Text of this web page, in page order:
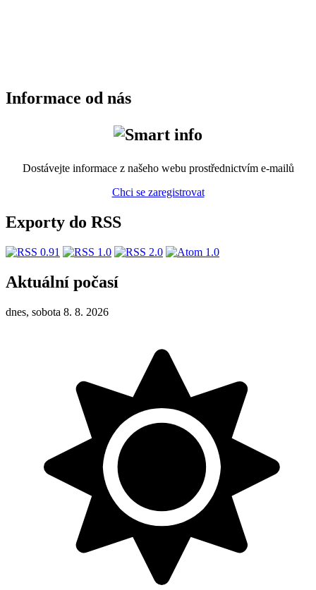
Informace od nás
Dostávejte informace z našeho webu prostřednictvím e-mailů
Chci se zaregistrovat
Exporty do RSS
Aktuální počasí
dnes, sobota 8. 8. 2026